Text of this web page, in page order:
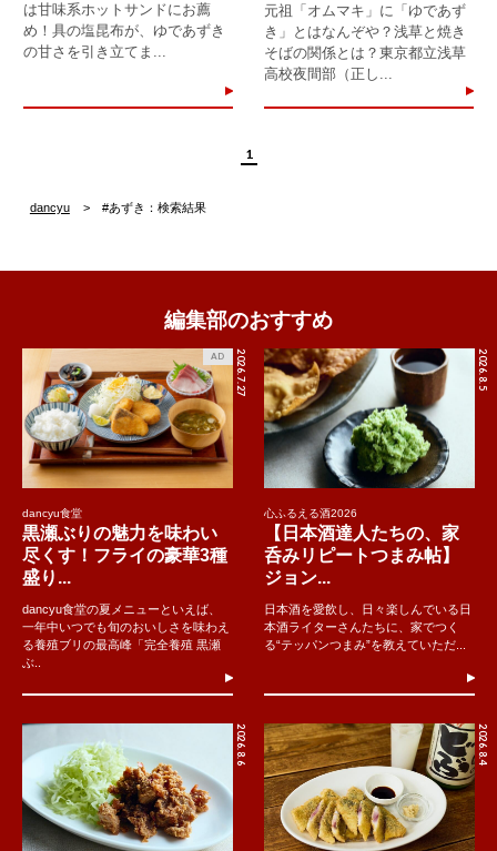
は甘味系ホットサンドにお薦
め！具の塩昆布が、ゆであずき
の甘さを引き立てま...
元祖「オムマキ」に「ゆであず
き」とはなんぞや？浅草と焼き
そばの関係とは？東京都立浅草
高校夜間部（正し...
1
dancyu #あずき：検索結果
編集部のおすすめ
2026.7.27
AD
dancyu食堂
黒瀬ぶりの魅力を味わい
尽くす！フライの豪華3種
盛り...
dancyu食堂の夏メニューといえば、
一年中いつでも旬のおいしさを味わえ
る養殖ブリの最高峰「完全養殖 黒瀬
ぶ..
2026.8.5
心ふるえる酒2026
【日本酒達人たちの、家
呑みリピートつまみ帖】
ジョン...
日本酒を愛飲し、日々楽しんでいる日
本酒ライターさんたちに、家でつく
る“テッパンつまみ”を教えていただ...
2026.8.6 2026.8.4